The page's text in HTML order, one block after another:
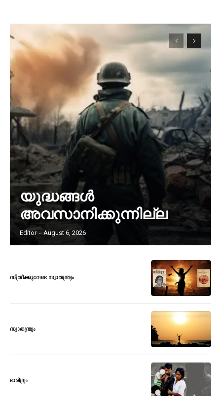
യുദ്ധങ്ങൾ
അവസാനിക്കുന്നില്ല
Editor - August 6, 2026
സ്ത്രീക്കുവേണ്ട സ്വാതന്ത്ര്യം
സ്വാതന്ത്ര്യം
ദാരിദ്ര്യം